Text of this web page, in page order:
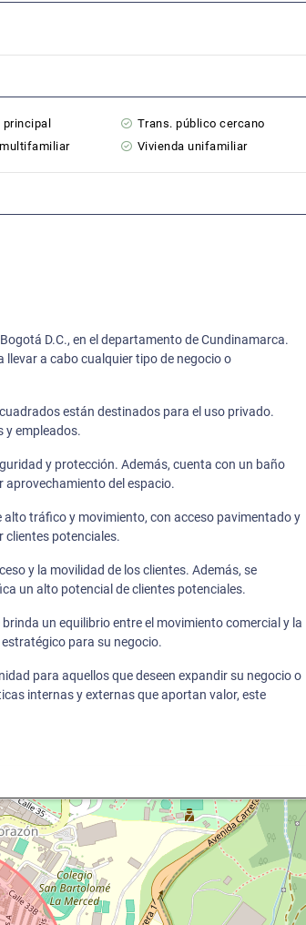
Trans. público cercano
Vivienda unifamiliar
D.C., en el departamento de Cundinamarca.
a cabo cualquier tipo de negocio o
están destinados para el uso privado.
y empleados.
y protección. Además, cuenta con un baño
del espacio.
tráfico y movimiento, con acceso pavimentado y
clientes potenciales.
y la movilidad de los clientes. Además, se
un alto potencial de clientes potenciales.
un equilibrio entre el movimiento comercial y la
para su negocio.
para aquellos que deseen expandir su negocio o
internas y externas que aportan valor, este